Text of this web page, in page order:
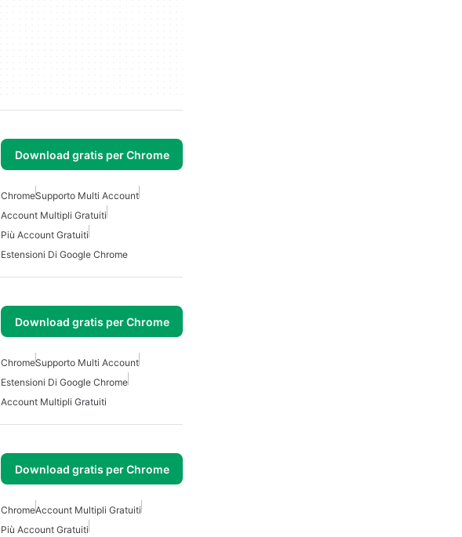
Download gratis per Chrome
ChromeSupporto Multi Account
Account Multipli Gratuiti
Più Account Gratuiti
Estensioni Di Google Chrome
Download gratis per Chrome
ChromeSupporto Multi Account
Estensioni Di Google Chrome
Account Multipli Gratuiti
Download gratis per Chrome
ChromeAccount Multipli Gratuiti
Più Account Gratuiti